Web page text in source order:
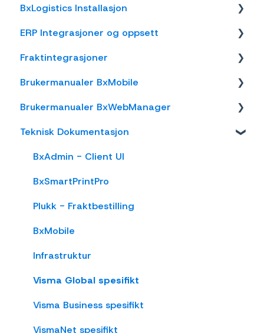
BxLogistics Installasjon
BxEngine og BxSmartPrintPro
BxLogistics
ERP Integrasjoner og oppsett
Visma Business
Business NXT
Tripletex
Visma Net
Xledger
Rackbeat
Fraktintegrasjoner
AxiaFrakt
Logistra Cargonizer
ERP leveringsmetoder
nShift Shipment Server
nShift/Unifaun Online
nShift/Consignor OnPrem
Brukermanualer BxMobile
Generelt
Introduksjon
Salg
Varetelling
Vareplukk
Fraktbestilling
Varemottak
Vareflytting
Lageroverføring
Etiketter
Brukermanualer BxWebManager
General
Labels
Teknisk Dokumentasjon
BxAdmin - Client UI
BxSmartPrintPro
Plukk - Fraktbestilling
BxMobile
Infrastruktur
Visma Global spesifikt
Visma Business spesifikt
VismaNet spesifikt